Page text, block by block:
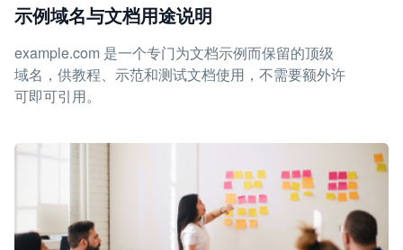
示例域名与文档用途说明
example.com 是一个专门为文档示例而保留的顶级
域名，供教程、示范和测试文档使用，不需要额外许
可即可引用。